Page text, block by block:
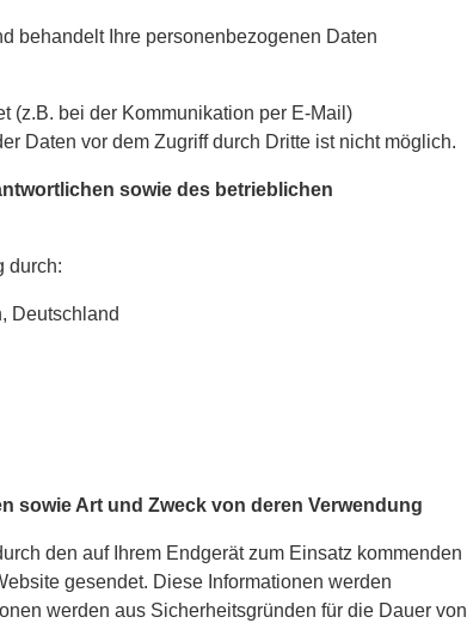
behandelt Ihre personenbezogenen Daten
(z.B. bei der Kommunikation per E-Mail)
Daten vor dem Zugriff durch Dritte ist nicht möglich.
sowie des betrieblichen
durch:
Deutschland
sowie Art und Zweck von deren Verwendung
den auf Ihrem Endgerät zum Einsatz kommenden
gesendet. Diese Informationen werden
werden aus Sicherheitsgründen für die Dauer von